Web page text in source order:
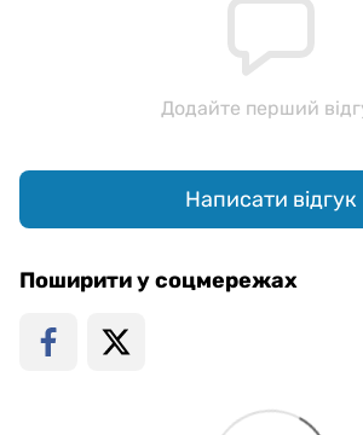
Додайте перший
Написати відгук
Поширити у соцмережах